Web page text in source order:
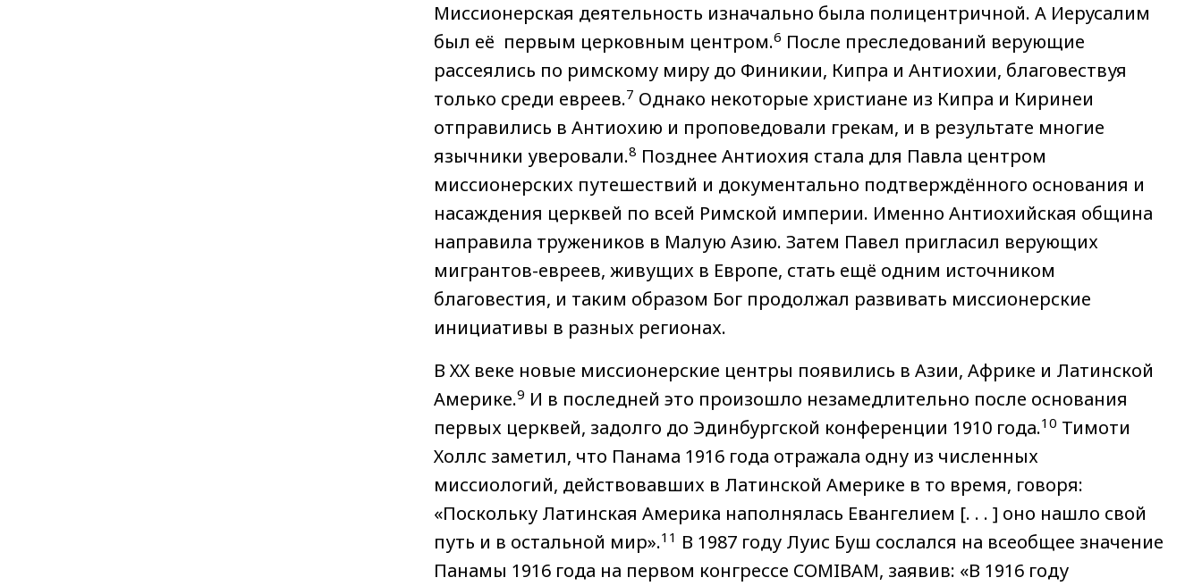
Миссионерская деятельность изначально была полицентричной. А Иерусалим
был её первым церковным центром.6 После преследований верующие
рассеялись по римскому миру до Финикии, Кипра и Антиохии, благовествуя
только среди евреев.7 Однако некоторые христиане из Кипра и Киринеи
отправились в Антиохию и проповедовали грекам, и в результате многие
язычники уверовали.8 Позднее Антиохия стала для Павла центром
миссионерских путешествий и документально подтверждённого основания и
насаждения церквей по всей Римской империи. Именно Антиохийская община
направила тружеников в Малую Азию. Затем Павел пригласил верующих
мигрантов-евреев, живущих в Европе, стать ещё одним источником
благовестия, и таким образом Бог продолжал развивать миссионерские
инициативы в разных регионах.
В ХХ веке новые миссионерские центры появились в Азии, Африке и Латинской
Америке.9 И в последней это произошло незамедлительно после основания
первых церквей, задолго до Эдинбургской конференции 1910 года.10 Тимоти
Холлс заметил, что Панама 1916 года отражала одну из численных
миссиологий, действовавших в Латинской Америке в то время, говоря:
«Поскольку Латинская Америка наполнялась Евангелием [. . . ] оно нашло свой
путь и в остальной мир».11 В 1987 году Луис Буш сослался на всеобщее значение
Панамы 1916 года на первом конгрессе COMIBAM, заявив: «В 1916 году